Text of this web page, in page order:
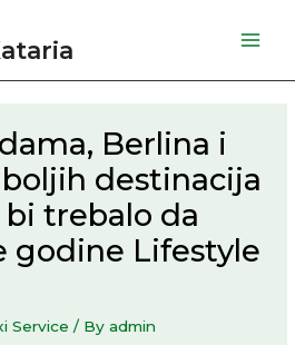
Berlina i
destinacija
bi trebalo da
godine Lifestyle
Service / Byadmin